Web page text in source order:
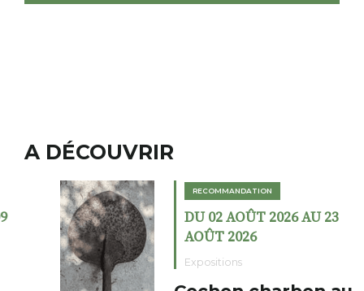
A DÉCOUVRIR
RECOMMANDATION
DU 02 AOÛT 2026 AU 23
AOÛT 2026
Expositions